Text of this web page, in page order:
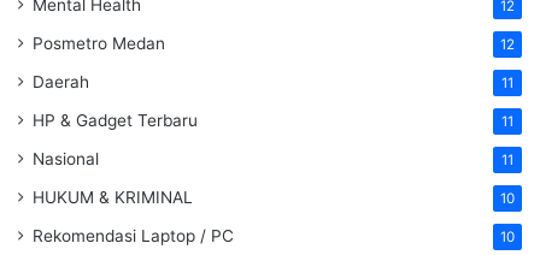
Mental Health 12
Posmetro Medan 12
Daerah 11
HP & Gadget Terbaru 11
Nasional 11
HUKUM & KRIMINAL 10
Rekomendasi Laptop / PC 10